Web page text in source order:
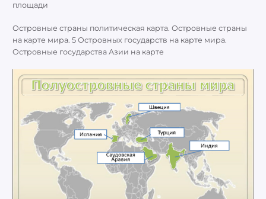
площади
Островные страны политическая карта. Островные страны
на карте мира. 5 Островных государств на карте мира.
Островные государства Азии на карте